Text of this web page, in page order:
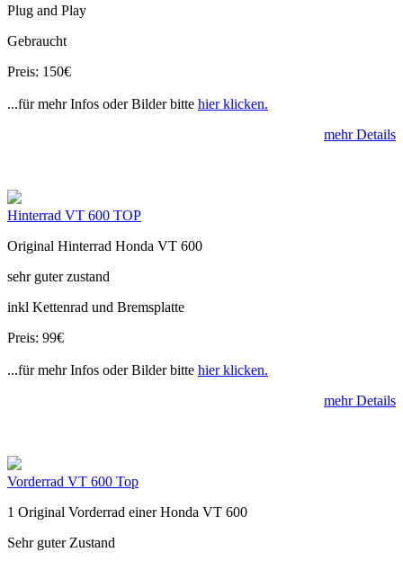
Plug and Play
Gebraucht
Preis: 150€
...für mehr Infos oder Bilder bitte hier klicken.
mehr Details
Hinterrad VT 600 TOP
Original Hinterrad Honda VT 600
sehr guter zustand
inkl Kettenrad und Bremsplatte
Preis: 99€
...für mehr Infos oder Bilder bitte hier klicken.
mehr Details
Vorderrad VT 600 Top
1 Original Vorderrad einer Honda VT 600
Sehr guter Zustand